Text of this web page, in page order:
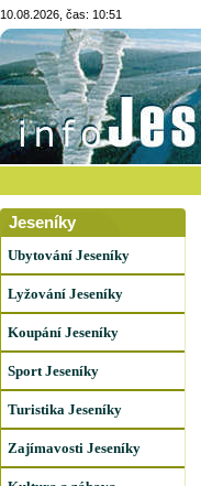
10.08.2026, čas: 10:51
Jeseníky
Ubytování Jeseníky
Lyžování Jeseníky
Koupání Jeseníky
Sport Jeseníky
Turistika Jeseníky
Zajímavosti Jeseníky